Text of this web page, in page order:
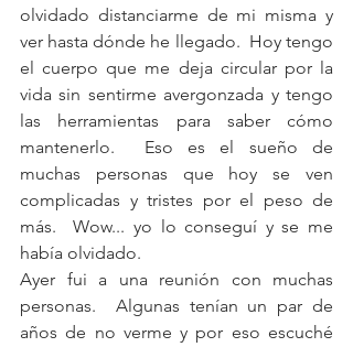
olvidado distanciarme de mi misma y
ver hasta dónde he llegado.  Hoy tengo
el cuerpo que me deja circular por la
vida sin sentirme avergonzada y tengo
las herramientas para saber cómo
mantenerlo.  Eso es el sueño de
muchas personas que hoy se ven
complicadas y tristes por el peso de
más.  Wow... yo lo conseguí y se me
había olvidado.
Ayer fui a una reunión con muchas
personas.  Algunas tenían un par de
años de no verme y por eso escuché